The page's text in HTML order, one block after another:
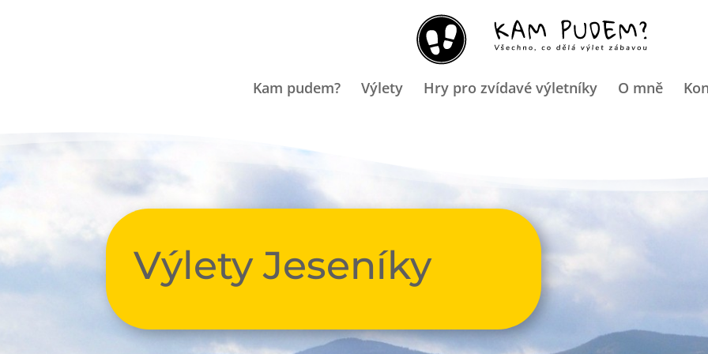
Kam pudem? Výlety Hry pro zvídavé výletníky O mně
Výlety Jeseníky